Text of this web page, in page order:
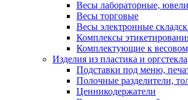
Весы лабораторные,
Весы торговые
Весы электронные
Комплексы
Комплектующие к
Изделия из пластика и оргстекла
Подставки под меню,
Полочные разделители,
Ценникодержатели